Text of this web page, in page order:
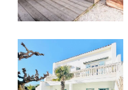
en location complète.
Nous valorisons la qualité
marché local Barcarèsien,
pays, de la Salanque, et
notre secteur s'étend des